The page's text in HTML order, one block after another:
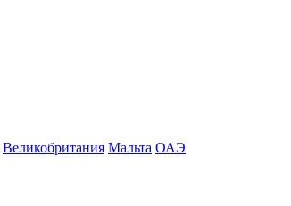
Великобритания Мальта ОАЭ